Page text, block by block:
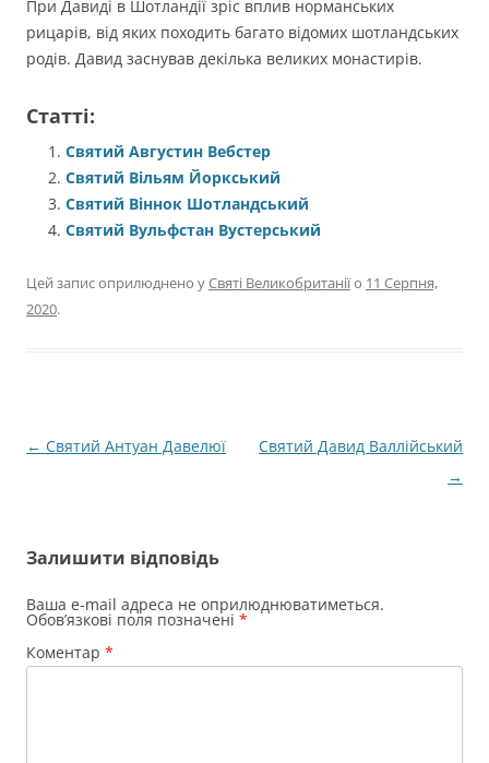
При Давиді в Шотландії зріс вплив норманських
рицарів, від яких походить багато відомих шотландських
родів. Давид заснував декілька великих монастирів.
Статті:
Святий Августин Вебстер
Святий Вільям Йоркський
Святий Віннок Шотландський
Святий Вульфстан Вустерський
Цей запис оприлюднено уСвяті Великобританіїо 11 Серпня,
2020.
Навігація
← Святий Антуан Давелюї
Святий Давид Валлійський
→
Залишити відповідь
Ваша e-mail адреса не оприлюднюватиметься.
Обов’язкові поля позначені *
Коментар *